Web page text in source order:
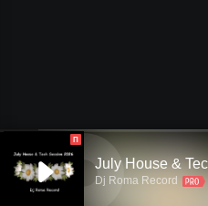
П
July House &
Dj Roma Record